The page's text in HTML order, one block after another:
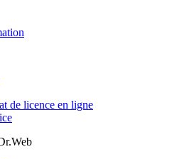
de licence en ligne